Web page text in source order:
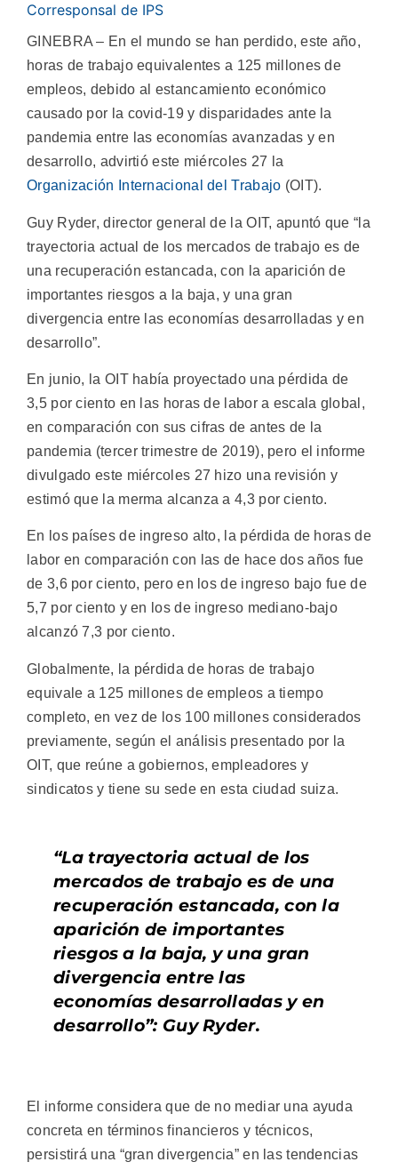
Corresponsal de IPS
GINEBRA – En el mundo se han perdido, este año,
horas de trabajo equivalentes a 125 millones de
empleos, debido al estancamiento económico
causado por la covid-19 y disparidades ante la
pandemia entre las economías avanzadas y en
desarrollo, advirtió este miércoles 27 la
Organización Internacional del Trabajo (OIT).
Guy Ryder, director general de la OIT, apuntó que “la
trayectoria actual de los mercados de trabajo es de
una recuperación estancada, con la aparición de
importantes riesgos a la baja, y una gran
divergencia entre las economías desarrolladas y en
desarrollo”.
En junio, la OIT había proyectado una pérdida de
3,5 por ciento en las horas de labor a escala global,
en comparación con sus cifras de antes de la
pandemia (tercer trimestre de 2019), pero el informe
divulgado este miércoles 27 hizo una revisión y
estimó que la merma alcanza a 4,3 por ciento.
En los países de ingreso alto, la pérdida de horas de
labor en comparación con las de hace dos años fue
de 3,6 por ciento, pero en los de ingreso bajo fue de
5,7 por ciento y en los de ingreso mediano-bajo
alcanzó 7,3 por ciento.
Globalmente, la pérdida de horas de trabajo
equivale a 125 millones de empleos a tiempo
completo, en vez de los 100 millones considerados
previamente, según el análisis presentado por la
OIT, que reúne a gobiernos, empleadores y
sindicatos y tiene su sede en esta ciudad suiza.
“La trayectoria actual de los
mercados de trabajo es de una
recuperación estancada, con la
aparición de importantes
riesgos a la baja, y una gran
divergencia entre las
economías desarrolladas y en
desarrollo”: Guy Ryder.
El informe considera que de no mediar una ayuda
concreta en términos financieros y técnicos,
persistirá una “gran divergencia” en las tendencias